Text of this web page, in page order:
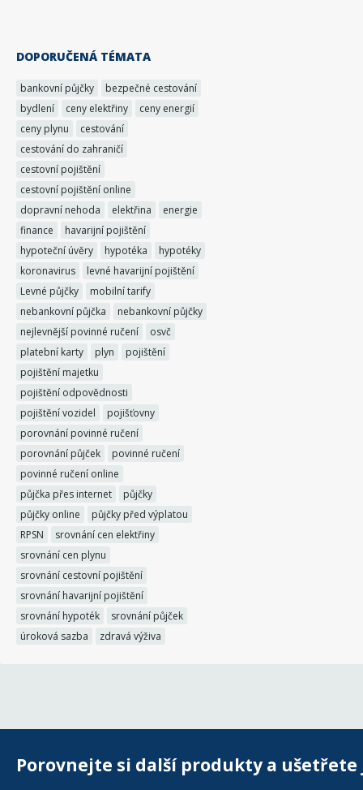
DOPORUČENÁ TÉMATA
bankovní půjčky
bezpečné cestování
bydlení
ceny elektřiny
ceny energií
ceny plynu
cestování
cestování do zahraničí
cestovní pojištění
cestovní pojištění online
dopravní nehoda
elektřina
energie
finance
havarijní pojištění
hypoteční úvěry
hypotéka
hypotéky
koronavirus
levné havarijní pojištění
Levné půjčky
mobilní tarify
nebankovní půjčka
nebankovní půjčky
nejlevnější povinné ručení
osvč
platební karty
plyn
pojištění
pojištění majetku
pojištění odpovědnosti
pojištění vozidel
pojišťovny
porovnání povinné ručení
porovnání půjček
povinné ručení
povinné ručení online
půjčka přes internet
půjčky
půjčky online
půjčky před výplatou
RPSN
srovnání cen elektřiny
srovnání cen plynu
srovnání cestovní pojištění
srovnání havarijní pojištění
srovnání hypoték
srovnání půjček
úroková sazba
zdravá výživa
Porovnejte si další produkty a ušetřete